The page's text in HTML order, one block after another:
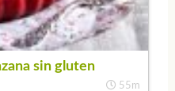
sin gluten
55m